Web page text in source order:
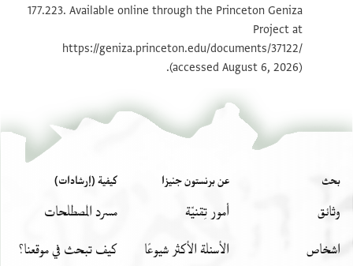
بيان أذونات الصورة
177.223. Available online through the Princeton Geniza
Project at
https://geniza.princeton.edu/documents/37122/
(accessed August 6, 2026).
بحث
وثائق
اشخاص
عن برنستون جنيزا
أمور تِقنيّة
الأسئلة الأكثر شيوعًا
كيفية (إرشادات)
مسرد المصطلحات
كيف تبحث في موقعنا؟